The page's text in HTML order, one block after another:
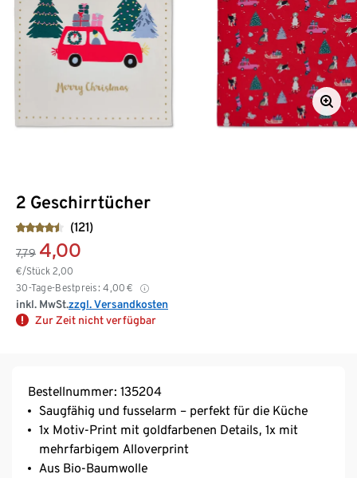
2 Geschirrtücher
(121)
7,79 4,00
€/Stück 2,00
30-Tage-Bestpreis: 4,00 €
inkl. MwSt.zzgl. Versandkosten
Zur Zeit nicht verfügbar
Bestellnummer: 135204
Saugfähig und fusselarm – perfekt für die Küche
1x Motiv-Print mit goldfarbenen Details, 1x mit
mehrfarbigem Alloverprint
Aus Bio-Baumwolle